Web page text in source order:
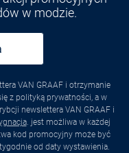
w modzie.
VAN GRAAF i otrzymanie
z polityką prywatności, a w
newslettera VAN GRAAF i
. jest możliwa w każdej
kod promocyjny może być
od daty wystawienia.